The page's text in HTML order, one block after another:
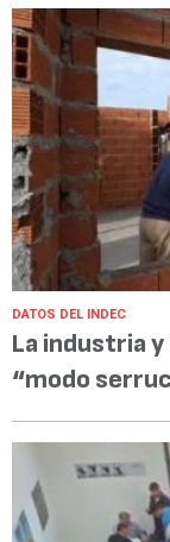
DATOS DEL INDEC
La industria
“modo